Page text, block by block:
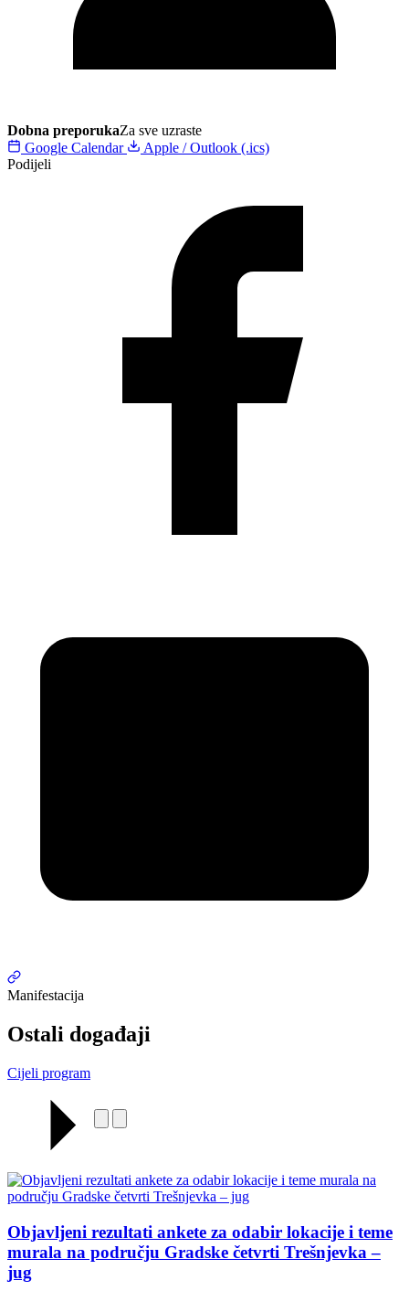
Dobna preporukaZa sve uzraste
Google Calendar
Apple / Outlook (.ics)
Podijeli
Manifestacija
Ostali događaji
Cijeli program
Objavljeni rezultati ankete za odabir lokacije i teme
murala na području Gradske četvrti Trešnjevka –
jug